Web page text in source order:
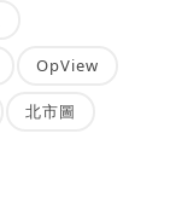
OpView
北市圖